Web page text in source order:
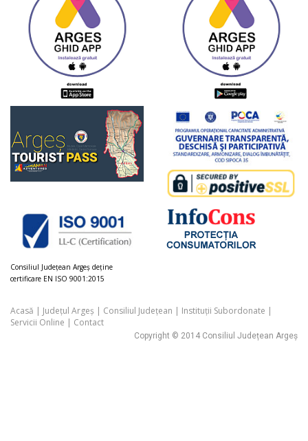
Consiliul Judeţean Argeș deţine
certificare EN ISO 9001:2015
Acasă | Județul Argeș | Consiliul Județean | Instituții Subordonate |
Servicii Online | Contact
Copyright © 2014 Consiliul Județean Argeș